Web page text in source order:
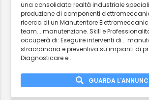
una consolidata realtà industriale
produzione di componenti
ricerca di un Manutentore
team... manutenzione. Skill e
occuperà di: Eseguire interventi di...
straordinaria e preventiva su impianti di
Diagnosticare e...
GUARDA